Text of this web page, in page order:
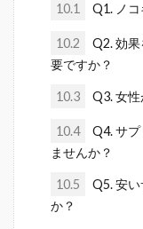
10.1 Q1. ノ
10.2
Q2. 効
要ですか？
10.3 Q3. 女
10.4
Q4. サ
ませんか？
10.5
Q5. 安
か？